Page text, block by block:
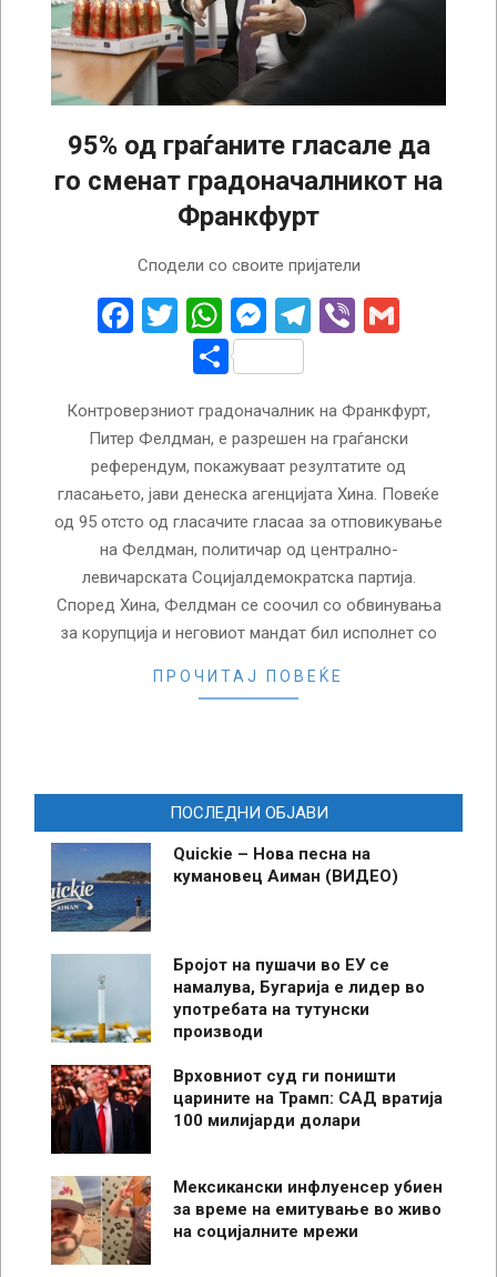
95% од граѓаните гласале да
го сменат градоначалникот на
Франкфурт
Сподели со своите пријатели
Facebook
Twitter
WhatsApp
Messenger
Telegram
Viber
Share
Контроверзниот градоначалник на Франкфурт,
Питер Фелдман, е разрешен на граѓански
референдум, покажуваат резултатите од
гласањето, јави денеска агенцијата Хина. Повеќе
од 95 отсто од гласачите гласаа за отповикување
на Фелдман, политичар од централно-
левичарската Социјалдемократска партија.
Според Хина, Фелдман се соочил со обвинувања
за корупција и неговиот мандат бил исполнет со
ПРОЧИТАЈ ПОВЕЌЕ
ПОСЛЕДНИ ОБЈАВИ
Quickie – Нова песна на
кумановец Аиман (ВИДЕО)
Бројот на пушачи во ЕУ се
намалува, Бугарија е лидер во
употребата на тутунски
производи
Врховниот суд ги поништи
царините на Трамп: САД вратија
100 милијарди долари
Мексикански инфлуенсер убиен
за време на емитување во живо
на социјалните мрежи